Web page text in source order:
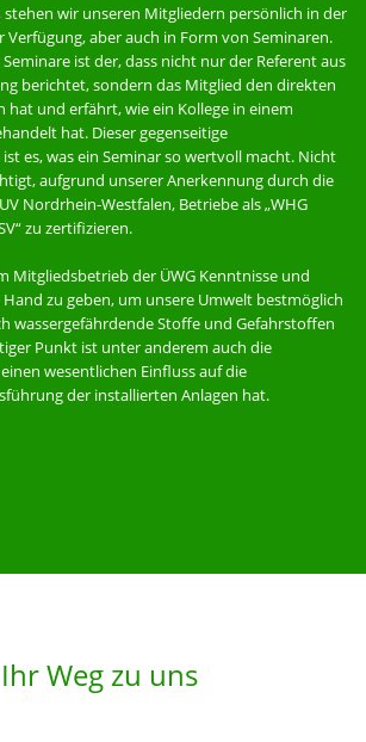
stehen wir unseren Mitgliedern persönlich in der
aber auch in Form von Seminaren.
ist der, dass nicht nur der Referent aus
berichtet, sondern das Mitglied den direkten
hat und erfährt, wie ein Kollege in einem
hat. Dieser gegenseitige
es, was ein Seminar so wertvoll macht. Nicht
aufgrund unserer Anerkennung durch die
Nordrhein-Westfalen, Betriebe als „WHG
zu zertifizieren.
Mitgliedsbetrieb der ÜWG Kenntnisse und
zu geben, um unsere Umwelt bestmöglich
wassergefährdende Stoffe und Gefahrstoffen
Punkt ist unter anderem auch die
wesentlichen Einfluss auf die
der installierten Anlagen hat.
Ihr Weg zu uns